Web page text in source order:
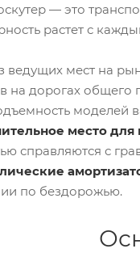
— это
растет с
ведущих мест на
на дорогах общего
моделей
место для
справляются с
по бездорожью.